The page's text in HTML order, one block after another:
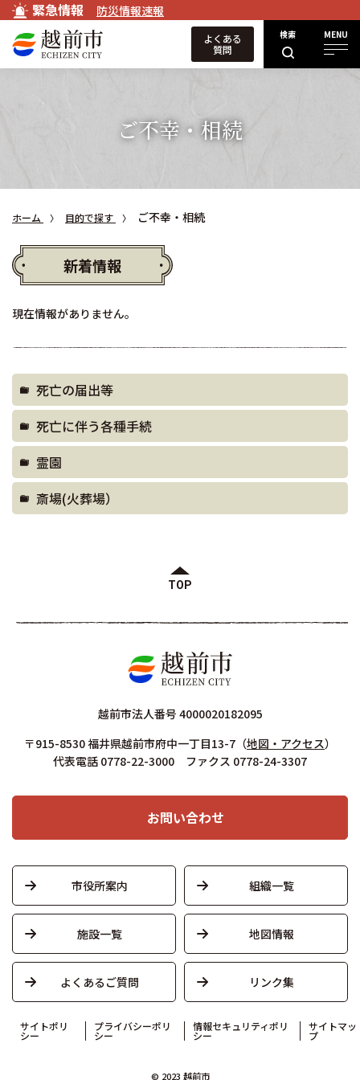
緊急情報 防災情報速報
検索 MENU
よくある
質問
ご不幸・相続
ホーム 目的で探す ご不幸・相続
新着情報
現在情報がありません。
死亡の届出等
死亡に伴う各種手続
霊園
斎場(火葬場）
TOP
越前市法人番号 4000020182095
〒915-8530 福井県越前市府中一丁目13-7 （地図・アクセス）
代表電話 0778-22-3000 ファクス 0778-24-3307
お問い合わせ
市役所案内 組織一覧
施設一覧 地図情報
よくあるご質問 リンク集
サイトポリ
シー
プライバシーポリ
シー
情報セキュリティポリ
シー
サイトマッ
プ
© 2023 越前市